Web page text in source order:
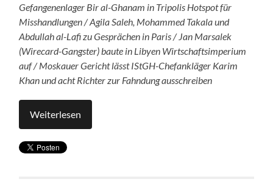
Gefangenenlager Bir al-Ghanam in Tripolis Hotspot für
Misshandlungen / Agila Saleh, Mohammed Takala und
Abdullah al-Lafi zu Gesprächen in Paris / Jan Marsalek
(Wirecard-Gangster) baute in Libyen Wirtschaftsimperium
auf / Moskauer Gericht lässt IStGH-Chefankläger Karim
Khan und acht Richter zur Fahndung ausschreiben
Weiterlesen